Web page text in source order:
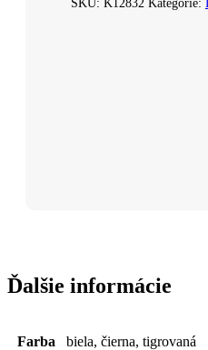
SKU: K12832 Kategórie:
Ďalšie informácie
Farba biela, čierna, tigrovaná